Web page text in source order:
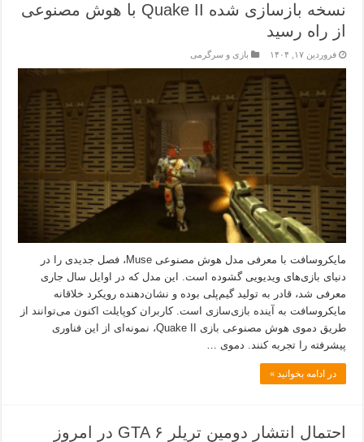
نسخه بازسازی شده Quake II با هوش مصنوعی
از راه رسید
فروردین ۱۷, ۱۴۰۴ بازی و سرگرمی
مایکروسافت با معرفی مدل هوش مصنوعی Muse، فصل جدیدی را در
دنیای بازی‌های ویدیویی گشوده است. این مدل که در اوایل سال جاری
معرفی شد، قادر به تولید گیم‌پلی بوده و نشان‌دهنده رویکرد خلاقانه
مایکروسافت به آینده بازی‌سازی است. کاربران کوپایلت اکنون می‌توانند از
طریق دموی هوش مصنوعی بازی Quake II، نمونه‌ای از این فناوری
پیشرفته را تجربه کنند. دموی …
در ادامه بخوانید »
احتمال انتشار دومین تریلر GTA ۶ در امروز